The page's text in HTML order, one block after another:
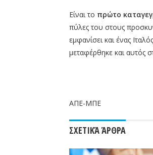
Είναι το πρώτο
πύλες του στους
εμφανίσει και ένας
μεταφέρθηκε και αυτός
ΑΠΕ-ΜΠΕ
ΣΧΕΤΙΚΆ ΆΡΘΡΑ